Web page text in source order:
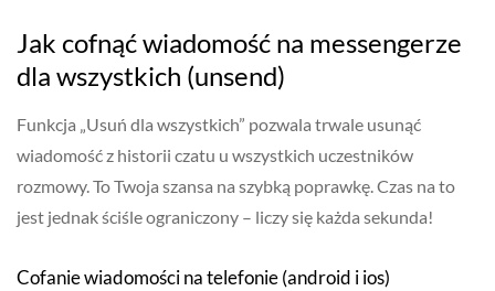
Jak cofnąć wiadomość na messengerze
dla wszystkich (unsend)
Funkcja „Usuń dla wszystkich” pozwala trwale usunąć
wiadomość z historii czatu u wszystkich uczestników
rozmowy. To Twoja szansa na szybką poprawkę. Czas na to
jest jednak ściśle ograniczony – liczy się każda sekunda!
Cofanie wiadomości na telefonie (android i ios)